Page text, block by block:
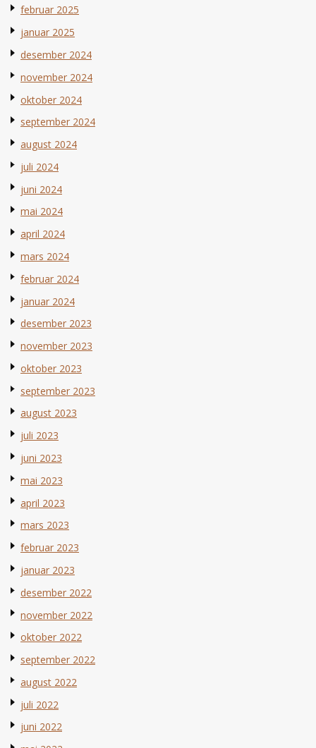
februar 2025
januar 2025
desember 2024
november 2024
oktober 2024
september 2024
august 2024
juli 2024
juni 2024
mai 2024
april 2024
mars 2024
februar 2024
januar 2024
desember 2023
november 2023
oktober 2023
september 2023
august 2023
juli 2023
juni 2023
mai 2023
april 2023
mars 2023
februar 2023
januar 2023
desember 2022
november 2022
oktober 2022
september 2022
august 2022
juli 2022
juni 2022